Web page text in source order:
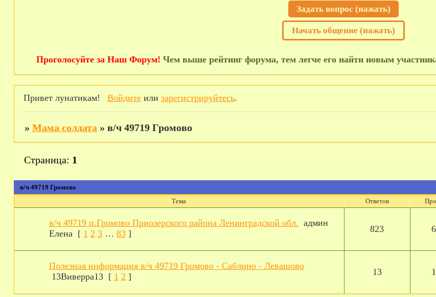
Задать вопрос (нажать)
Начать общение (нажать)
Проголосуйте за Наш Форум! Чем выше рейтинг форума, тем легче его найти новым
Привет лунатикам! Войдитеили зарегистрируйтесь.
» Мама солдата » в/ч 49719 Громово
в/ч 49719 Громово
Страница: 1
Тема Ответов
в/ч 49719 п.Громово Приозерского района Ленинградской обл. админ
Елена [ 1 2 3 … 83 ] 823
Полезная информация в/ч 49719 Громово - Саблино - Левашово
13Виверра13 [ 1 2 ] 13